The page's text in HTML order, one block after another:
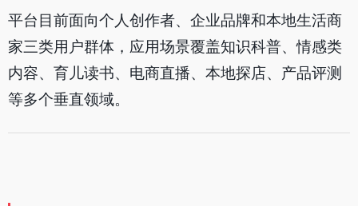
平台目前面向个人创作者、企业品牌和本地生活商
家三类用户群体，应用场景覆盖知识科普、情感类
内容、育儿读书、电商直播、本地探店、产品评测
等多个垂直领域。